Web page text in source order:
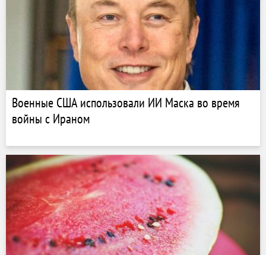
Военные США использовали ИИ Маска во время
войны с Ираном